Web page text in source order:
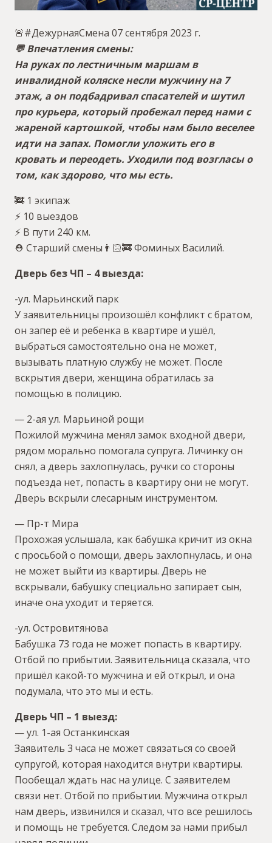
🚨#ДежурнаяСмена 07 сентября 2023 г.
💬 Впечатления смены:
На руках по лестничным маршам в
инвалидной коляске несли мужчину на 7
этаж, а он подбадривал спасателей и шутил
про курьера, который пробежал перед нами с
жареной картошкой, чтобы нам было веселее
идти на запах. Помогли уложить его в
кровать и переодеть. Уходили под возгласы о
том, как здорово, что мы есть.
🚒 1 экипаж
⚡️ 10 выездов
⚡️ В пути 240 км.
⛑ Старший смены👨🏻🚒 Фоминых Василий.
Дверь без ЧП – 4 выезда:
-ул. Марьинский парк
У заявительницы произошёл конфликт с братом,
он запер её и ребенка в квартире и ушёл,
выбраться самостоятельно она не может,
вызывать платную службу не может. После
вскрытия двери, женщина обратилась за
помощью в полицию.
— 2-ая ул. Марьиной рощи
Пожилой мужчина менял замок входной двери,
рядом морально помогала супруга. Личинку он
снял, а дверь захлопнулась, ручки со стороны
подъезда нет, попасть в квартиру они не могут.
Дверь вскрыли слесарным инструментом.
— Пр-т Мира
Прохожая услышала, как бабушка кричит из окна
с просьбой о помощи, дверь захлопнулась, и она
не может выйти из квартиры. Дверь не
вскрывали, бабушку специально запирает сын,
иначе она уходит и теряется.
-ул. Островитянова
Бабушка 73 года не может попасть в квартиру.
Отбой по прибытии. Заявительница сказала, что
пришёл какой-то мужчина и ей открыл, и она
подумала, что это мы и есть.
Дверь ЧП – 1 выезд:
— ул. 1-ая Останкинская
Заявитель 3 часа не может связаться со своей
супругой, которая находится внутри квартиры.
Пообещал ждать нас на улице. С заявителем
связи нет. Отбой по прибытии. Мужчина открыл
нам дверь, извинился и сказал, что все решилось
и помощь не требуется. Следом за нами прибыл